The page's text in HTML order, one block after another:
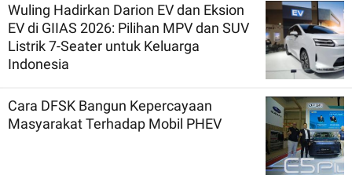
Wuling Hadirkan Darion EV dan Eksion
EV di GIIAS 2026: Pilihan MPV dan SUV
Listrik 7-Seater untuk Keluarga
Indonesia
Cara DFSK Bangun Kepercayaan
Masyarakat Terhadap Mobil PHEV